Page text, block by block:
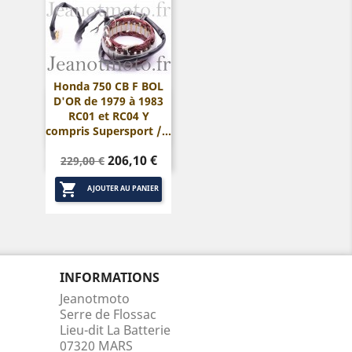
Honda 750 CB F BOL
D'OR de 1979 à 1983
RC01 et RC04 Y
compris Supersport /...
Prix
de
base
229,00 € Prix
206,10 €
 AJOUTER AU PANIER
Aperçu rapide
INFORMATIONS
Jeanotmoto
Serre de Flossac
Lieu-dit La Batterie
07320 MARS